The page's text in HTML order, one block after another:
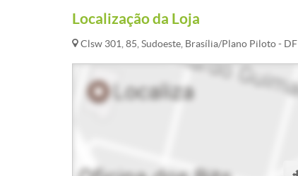
Localização da Loja
Clsw 301, 85, Sudoeste, Brasília/Plano Piloto - DF